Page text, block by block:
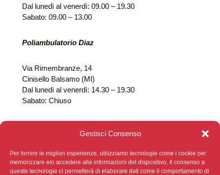
Gestisci Consenso
Per fornire le migliori esperienze, utilizziamo tecnologie come i cookie per
memorizzare e/o accedere alle informazioni del dispositivo. Il consenso a
queste tecnologie ci permetterà di elaborare dati come il comportamento di
Dal lunedì al venerdì: 09.00 – 19.30
Sabato: 09.00 – 13.00
Poliambulatorio Diaz
Via Rimembranze, 14
Cinisello Balsamo (MI)
Dal lunedì al venerdì: 14.30 – 19.30
Sabato: Chiuso